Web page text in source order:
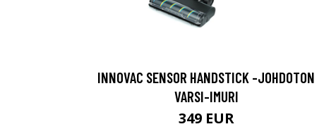
INNOVAC SENSOR HANDSTICK -JOHDOTON
VARSI-IMURI
349 EUR